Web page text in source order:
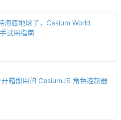
海底地球了，Cesium World
试用指南
箱即用的 CesiumJS 角色控制器